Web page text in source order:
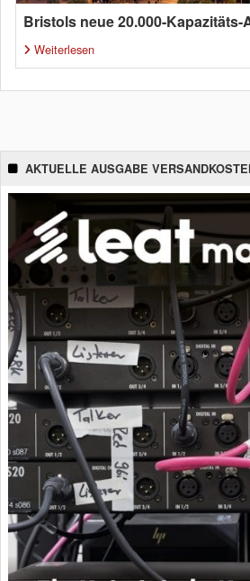
Bristols neue 20.000-Kapazitäts-
Weiterlesen
AKTUELLE AUSGABE